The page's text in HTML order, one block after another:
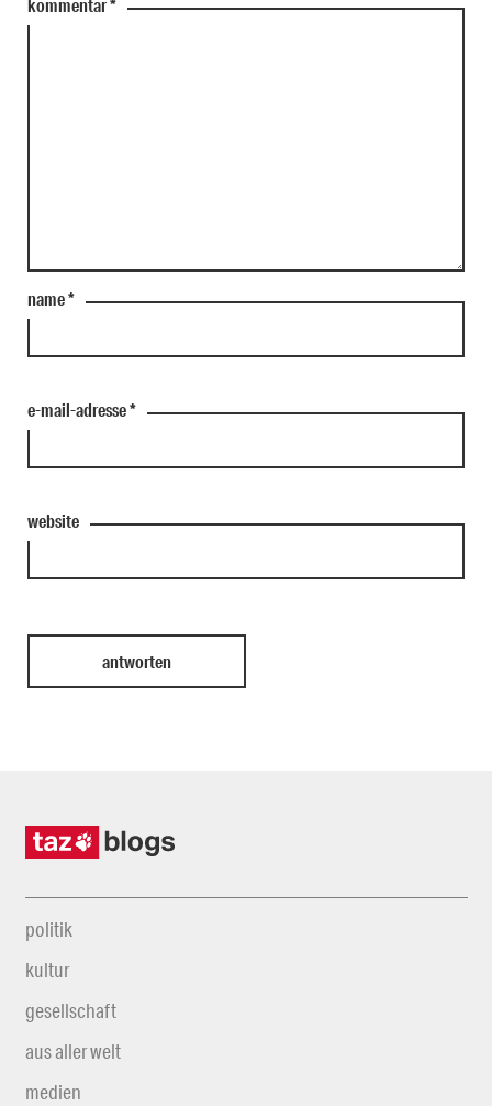
kommentar*
name*
e-mail-adresse*
website
politik
kultur
gesellschaft
aus aller welt
medien